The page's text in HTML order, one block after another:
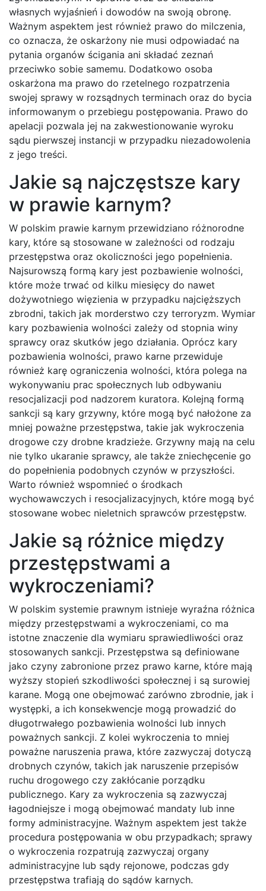
własnych wyjaśnień i dowodów na swoją obronę.
Ważnym aspektem jest również prawo do milczenia,
co oznacza, że oskarżony nie musi odpowiadać na
pytania organów ścigania ani składać zeznań
przeciwko sobie samemu. Dodatkowo osoba
oskarżona ma prawo do rzetelnego rozpatrzenia
swojej sprawy w rozsądnych terminach oraz do bycia
informowanym o przebiegu postępowania. Prawo do
apelacji pozwala jej na zakwestionowanie wyroku
sądu pierwszej instancji w przypadku niezadowolenia
z jego treści.
Jakie są najczęstsze kary
w prawie karnym?
W polskim prawie karnym przewidziano różnorodne
kary, które są stosowane w zależności od rodzaju
przestępstwa oraz okoliczności jego popełnienia.
Najsurowszą formą kary jest pozbawienie wolności,
które może trwać od kilku miesięcy do nawet
dożywotniego więzienia w przypadku najcięższych
zbrodni, takich jak morderstwo czy terroryzm. Wymiar
kary pozbawienia wolności zależy od stopnia winy
sprawcy oraz skutków jego działania. Oprócz kary
pozbawienia wolności, prawo karne przewiduje
również karę ograniczenia wolności, która polega na
wykonywaniu prac społecznych lub odbywaniu
resocjalizacji pod nadzorem kuratora. Kolejną formą
sankcji są kary grzywny, które mogą być nałożone za
mniej poważne przestępstwa, takie jak wykroczenia
drogowe czy drobne kradzieże. Grzywny mają na celu
nie tylko ukaranie sprawcy, ale także zniechęcenie go
do popełnienia podobnych czynów w przyszłości.
Warto również wspomnieć o środkach
wychowawczych i resocjalizacyjnych, które mogą być
stosowane wobec nieletnich sprawców przestępstw.
Jakie są różnice między
przestępstwami a
wykroczeniami?
W polskim systemie prawnym istnieje wyraźna różnica
między przestępstwami a wykroczeniami, co ma
istotne znaczenie dla wymiaru sprawiedliwości oraz
stosowanych sankcji. Przestępstwa są definiowane
jako czyny zabronione przez prawo karne, które mają
wyższy stopień szkodliwości społecznej i są surowiej
karane. Mogą one obejmować zarówno zbrodnie, jak i
występki, a ich konsekwencje mogą prowadzić do
długotrwałego pozbawienia wolności lub innych
poważnych sankcji. Z kolei wykroczenia to mniej
poważne naruszenia prawa, które zazwyczaj dotyczą
drobnych czynów, takich jak naruszenie przepisów
ruchu drogowego czy zakłócanie porządku
publicznego. Kary za wykroczenia są zazwyczaj
łagodniejsze i mogą obejmować mandaty lub inne
formy administracyjne. Ważnym aspektem jest także
procedura postępowania w obu przypadkach; sprawy
o wykroczenia rozpatrują zazwyczaj organy
administracyjne lub sądy rejonowe, podczas gdy
przestępstwa trafiają do sądów karnych.